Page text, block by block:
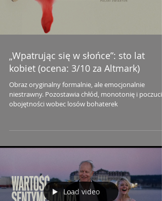
„Wpatrując się w słońce”: sto lat
kobiet (ocena: 3/10 za Altmark)
Obraz oryginalny formalnie, ale emocjonalnie
niestrawny. Pozostawia chłód, monotonię i poczucie
obojętności wobec losów bohaterek
Load video